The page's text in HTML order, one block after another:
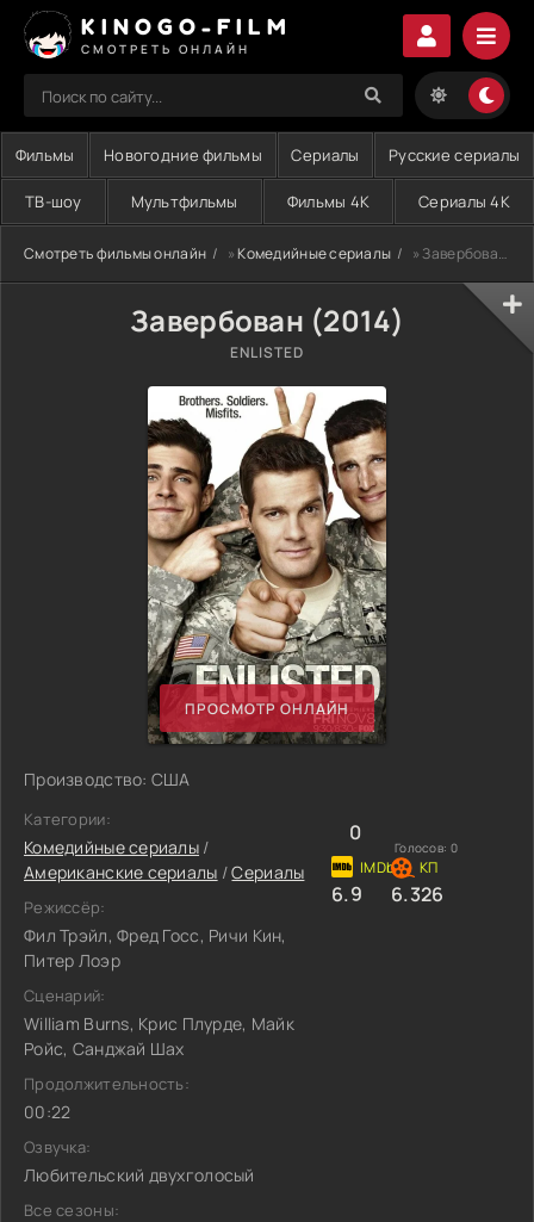
KINOGO-FILM
СМОТРЕТЬ ОНЛАЙН
Фильмы Новогодние фильмы Сериалы Русские сериалы
ТВ-шоу Мультфильмы Фильмы 4K Сериалы 4K
Смотреть фильмы онлайн »Комедийные сериалы » Завербован (2014)
Завербован (2014)
ENLISTED
ПРОСМОТР ОНЛАЙН
Производство: США
Категории:
Комедийные сериалы /
Американские сериалы /Сериалы
Режиссёр:
Фил Трэйл, Фред Госс, Ричи Кин,
Питер Лоэр
Сценарий:
William Burns, Крис Плурде, Майк
Ройс, Санджай Шах
Продолжительность:
00:22
Озвучка:
Любительский двухголосый
Все сезоны:
0
Голосов: 0
6.9 6.326